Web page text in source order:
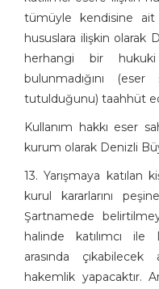
tümüyle kendisine ait
hususlara ilişkin olarak
herhangi bir
bulunmadığını
tutulduğunu) taahhüt
Kullanım hakkı eser
kurum olarak Denizli
13. Yarışmaya katılan
kurul kararlarını
Şartnamede
halinde katılımcı
arasında çıkabilecek
hakemlik yapacaktır.